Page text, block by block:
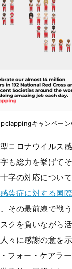
キャンペー
コロナウイルス
も総力を挙げて
字の対応につい
染症に対する国際
その最前線で戦
クを負いながら
々に感謝の意を
フォー・ケアラ